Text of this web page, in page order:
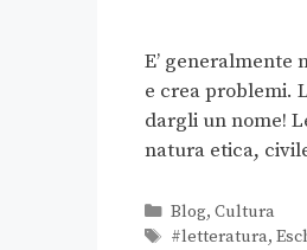
E’ generalmente
e crea problemi.
dargli un nome!
natura etica,
Blog, Cultura
#letteratura,